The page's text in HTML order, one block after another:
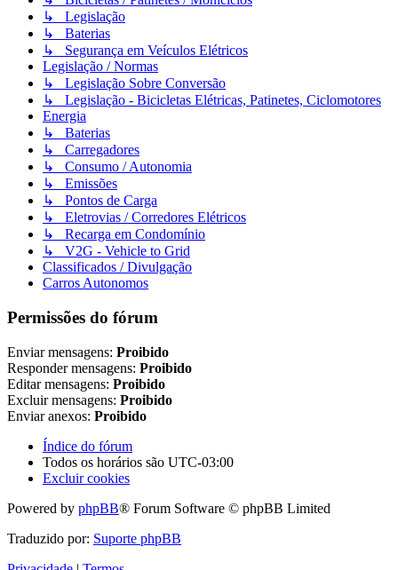
↳ Legislação
↳ Baterias
↳ Segurança em Veículos Elétricos
Legislação / Normas
↳ Legislação Sobre Conversão
↳ Legislação - Bicicletas Elétricas, Patinetes, Ciclomotores
Energia
↳ Baterias
↳ Carregadores
↳ Consumo / Autonomia
↳ Emissões
↳ Pontos de Carga
↳ Eletrovias / Corredores Elétricos
↳ Recarga em Condomínio
↳ V2G - Vehicle to Grid
Classificados / Divulgação
Carros Autonomos
Permissões do fórum
Enviar mensagens: Proibido
Responder mensagens: Proibido
Editar mensagens: Proibido
Excluir mensagens: Proibido
Enviar anexos: Proibido
Índice do fórum
Todos os horários são UTC-03:00
Excluir cookies
Powered by phpBB® Forum Software © phpBB Limited
Traduzido por: Suporte phpBB